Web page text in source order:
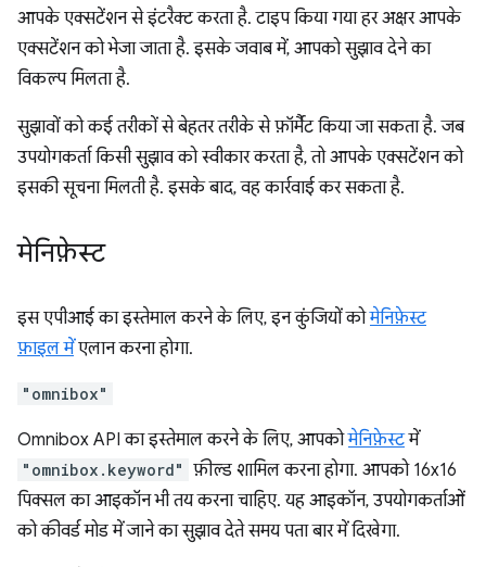
आपके एक्सटेंशन से इंटरैक्ट करता है. टाइप किया गया हर अक्षर आपके
एक्सटेंशन को भेजा जाता है. इसके जवाब में, आपको सुझाव देने का
विकल्प मिलता है.
सुझावों को कई तरीकों से बेहतर तरीके से फ़ॉर्मैट किया जा सकता है. जब
उपयोगकर्ता किसी सुझाव को स्वीकार करता है, तो आपके एक्सटेंशन को
इसकी सूचना मिलती है. इसके बाद, वह कार्रवाई कर सकता है.
मेनिफ़ेस्ट
इस एपीआई का इस्तेमाल करने के लिए, इन कुंजियों कोमेनिफ़ेस्ट
फ़ाइल मेंएलान करना होगा.
"omnibox"
Omnibox API का इस्तेमाल करने के लिए, आपकोमेनिफ़ेस्टमें
"omnibox.keyword" फ़ील्ड शामिल करना होगा. आपको 16x16
पिक्सल का आइकॉन भी तय करना चाहिए. यह आइकॉन, उपयोगकर्ताओं
को कीवर्ड मोड में जाने का सुझाव देते समय पता बार में दिखेगा.